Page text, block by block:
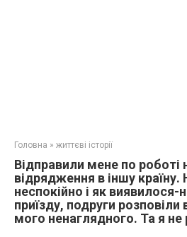
Головна » життєві історії
Відправили мене по роботі
відрядження в іншу
неспокійно і як
приїзду, подруги
мого ненаглядного. Та я не